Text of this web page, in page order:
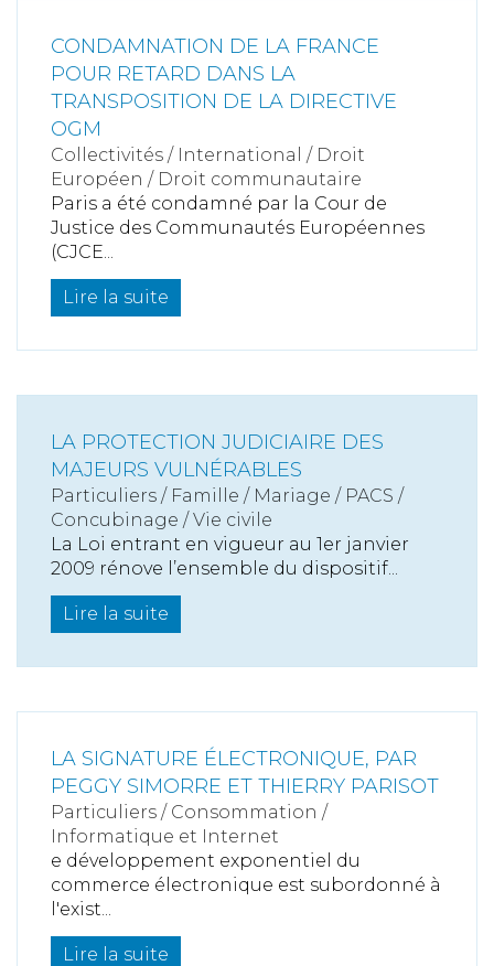
CONDAMNATION DE LA FRANCE
POUR RETARD DANS LA
TRANSPOSITION DE LA DIRECTIVE
OGM
Collectivités / International / Droit
Européen / Droit communautaire
Paris a été condamné par la Cour de
Justice des Communautés Européennes
(CJCE...
Lire la suite
LA PROTECTION JUDICIAIRE DES
MAJEURS VULNÉRABLES
Particuliers / Famille / Mariage / PACS /
Concubinage / Vie civile
La Loi entrant en vigueur au 1er janvier
2009 rénove l’ensemble du dispositif...
Lire la suite
LA SIGNATURE ÉLECTRONIQUE, PAR
PEGGY SIMORRE ET THIERRY PARISOT
Particuliers / Consommation /
Informatique et Internet
e développement exponentiel du
commerce électronique est subordonné à
l'exist...
Lire la suite